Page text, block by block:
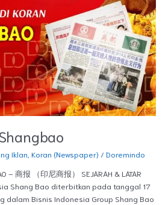
Iklan Koran (Newspaper) / Doremindo
– 商报 （印尼商报） SEJARAH & LATAR
Shang Bao diterbitkan pada tanggal 17
dalam Bisnis Indonesia Group Shang Bao